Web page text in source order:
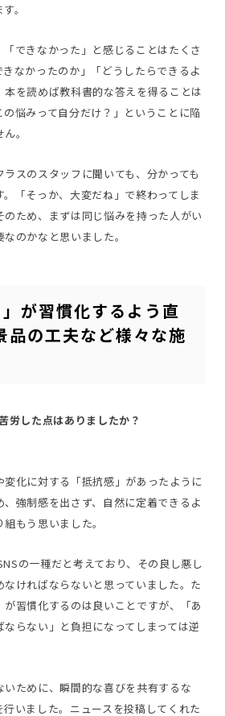
。
できなかった」と感じることはたくさ
なかったのか」「どうしたらできるよ
本を読めば教科書的な答えを得ることは
悩みって自分だけ？」ということに陥
。
スのスタッフに聞いても、分かっても
「そっか、大変だね」で終わってしま
のため、まずは同じ悩みを持った人がい
のかなと思いました。
」が習慣化するよう直
品の工夫など様々な施
労した点はありましたか？
化に対する「抵抗感」があったように
強制感を出さず、自然に定着できるよ
もう思いました。
の一種だと考えており、その良し悪し
ければならないと思っていました。た
が習慣化するのは良いことですが、「あ
らない」と負担になってしまっては逆
いために、瞬間的な喜びを共有するな
いました。ニュースを投稿してくれた